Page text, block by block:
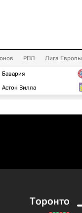
РПЛ Лига Европы
Бавария
Астон Вилла
Торонто